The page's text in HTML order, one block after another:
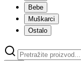
Bebe
Muškarci
Ostalo